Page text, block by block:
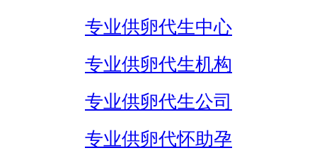
专业供卵代生中心
专业供卵代生机构
专业供卵代生公司
专业供卵代怀助孕